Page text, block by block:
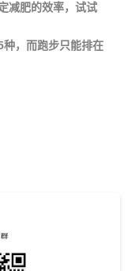
减肥的效率，试试
，而跑步只能排在